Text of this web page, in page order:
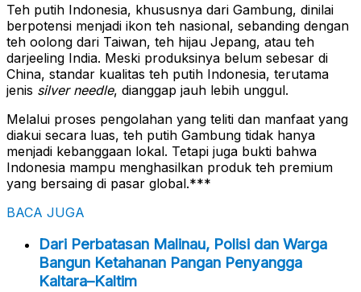
Teh putih Indonesia, khususnya dari Gambung, dinilai
berpotensi menjadi ikon teh nasional, sebanding dengan
teh oolong dari Taiwan, teh hijau Jepang, atau teh
darjeeling India. Meski produksinya belum sebesar di
China, standar kualitas teh putih Indonesia, terutama
jenis silver needle, dianggap jauh lebih unggul.
Melalui proses pengolahan yang teliti dan manfaat yang
diakui secara luas, teh putih Gambung tidak hanya
menjadi kebanggaan lokal. Tetapi juga bukti bahwa
Indonesia mampu menghasilkan produk teh premium
yang bersaing di pasar global.***
BACA JUGA
Dari Perbatasan Malinau, Polisi dan Warga
Bangun Ketahanan Pangan Penyangga
Kaltara–Kaltim